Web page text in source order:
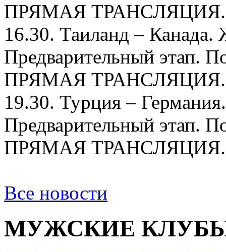
ПРЯМАЯ ТРАНСЛЯЦИЯ.
16.30. Таиланд –
Предварительный этап.
ПРЯМАЯ ТРАНСЛЯЦИЯ.
19.30. Турция –
Предварительный этап.
ПРЯМАЯ ТРАНСЛЯЦИЯ.
Все новости
МУЖСКИЕ